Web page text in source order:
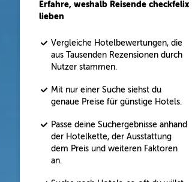
Erfahre, weshalb Reisende checkfelix
lieben
Vergleiche Hotelbewertungen, die
aus Tausenden Rezensionen durch
Nutzer stammen.
Mit nur einer Suche siehst du
genaue Preise für günstige Hotels.
Passe deine Suchergebnisse anhand
der Hotelkette, der Ausstattung
dem Preis und weiteren Faktoren
an.